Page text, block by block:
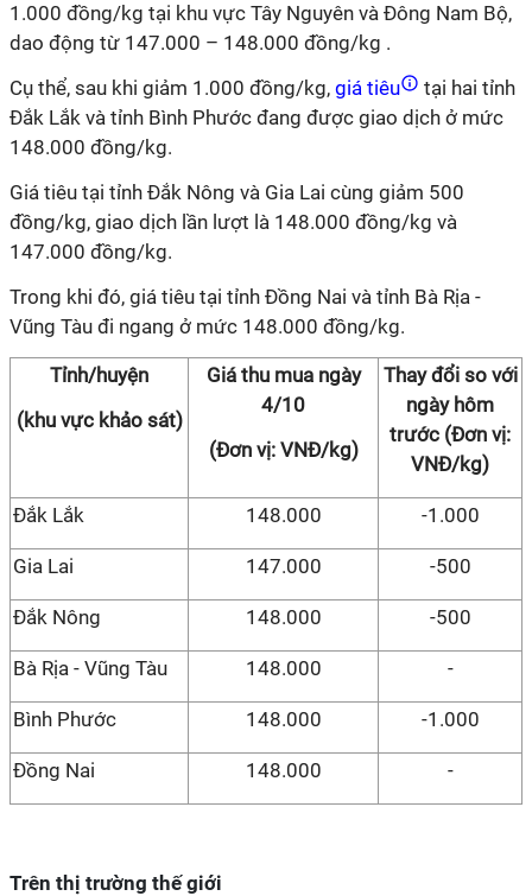
1.000 đồng/kg tại khu vực Tây Nguyên và Đông Nam Bộ,
dao động từ 147.000 – 148.000 đồng/kg .
Cụ thể, sau khi giảm 1.000 đồng/kg, giá tiêu
tại hai tỉnh
Đắk Lắk và tỉnh Bình Phước đang được giao dịch ở mức
148.000 đồng/kg.
Giá tiêu tại tỉnh Đắk Nông và Gia Lai cùng giảm 500
đồng/kg, giao dịch lần lượt là 148.000 đồng/kg và
147.000 đồng/kg.
Trong khi đó, giá tiêu tại tỉnh Đồng Nai và tỉnh Bà Rịa -
Vũng Tàu đi ngang ở mức 148.000 đồng/kg.
Tỉnh/huyện
(khu vực khảo sát)
Giá thu mua ngày
4/10
(Đơn vị: VNĐ/kg)
Thay đổi so với
ngày hôm
trước (Đơn vị:
VNĐ/kg)
Đắk Lắk 148.000 -1.000
Gia Lai 147.000 -500
Đắk Nông 148.000 -500
Bà Rịa - Vũng Tàu 148.000 -
Bình Phước 148.000 -1.000
Đồng Nai 148.000 -
Trên thị trường thế giới